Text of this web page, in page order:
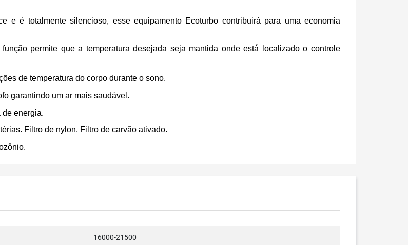
e é totalmente silencioso, esse equipamento Ecoturbo contribuirá para uma economia
permite que a temperatura desejada seja mantida onde está localizado o controle
de temperatura do corpo durante o sono.
garantindo um ar mais saudável.
energia.
Filtro de nylon. Filtro de carvão ativado.
16000-21500